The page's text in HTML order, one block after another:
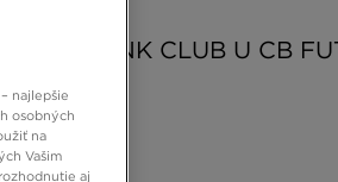
U NK CLUB U CB
najlepšie
osobných
na
Vašim
aj